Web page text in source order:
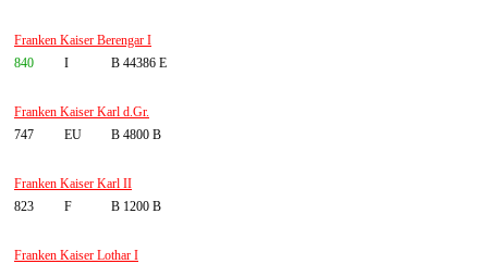
Franken Kaiser Berengar I
840
I B 44386 E
Franken Kaiser Karl d.Gr.
747
EU B 4800 B
Franken Kaiser Karl II
823
F B 1200 B
Franken Kaiser Lothar I